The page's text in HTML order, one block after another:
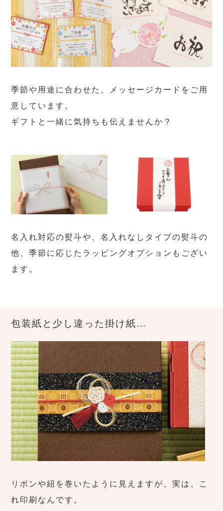
季節や用途に合わせた、メッセージカードをご用
意しています。
ギフトと一緒に気持ちも伝えませんか？
名入れ対応の熨斗や、名入れなしタイプの熨斗の
他、季節に応じたラッピングオプションもござい
ます。
包装紙と少し違った掛け紙…
リボンや紐を巻いたように見えますが、実は、こ
れ印刷なんです。